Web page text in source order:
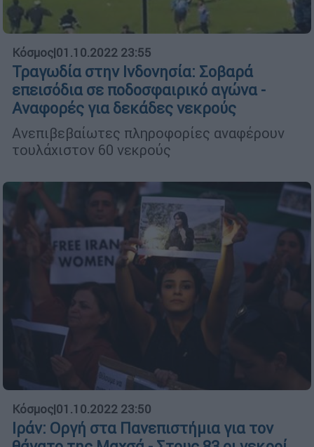
Κόσμος|01.10.2022 23:55
Τραγωδία στην Ινδονησία: Σοβαρά
επεισόδια σε ποδοσφαιρικό αγώνα -
Αναφορές για δεκάδες νεκρούς
Ανεπιβεβαίωτες πληροφορίες αναφέρουν
τουλάχιστον 60 νεκρούς
Κόσμος|01.10.2022 23:50
Ιράν: Οργή στα Πανεπιστήμια για τον